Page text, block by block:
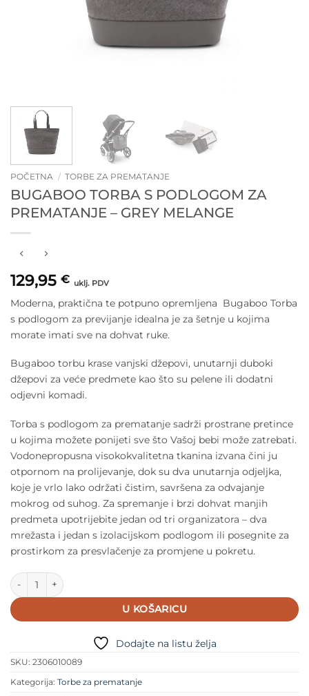
POČETNA / TORBE ZA PREMATANJE
BUGABOO TORBA S PODLOGOM ZA
PREMATANJE – GREY MELANGE
129,95 € uklj. PDV
Moderna, praktična te potpuno opremljena Bugaboo Torba
s podlogom za previjanje idealna je za šetnje u kojima
morate imati sve na dohvat ruke.
Bugaboo torbu krase vanjski džepovi, unutarnji duboki
džepovi za veće predmete kao što su pelene ili dodatni
odjevni komadi.
Torba s podlogom za prematanje sadrži prostrane pretince
u kojima možete ponijeti sve što Vašoj bebi može zatrebati.
Vodonepropusna visokokvalitetna tkanina izvana čini ju
otpornom na prolijevanje, dok su dva unutarnja odjeljka,
koje je vrlo lako održati čistim, savršena za odvajanje
mokrog od suhog. Za spremanje i brzi dohvat manjih
predmeta upotrijebite jedan od tri organizatora – dva
mrežasta i jedan s izolacijskom podlogom ili posegnite za
prostirkom za presvlačenje za promjene u pokretu.
Bugaboo Torba s podlogom za prematanje - Grey Melange
U KOŠARICU
Dodajte na listu želja
SKU: 2306010089
Kategorija: Torbe za prematanje